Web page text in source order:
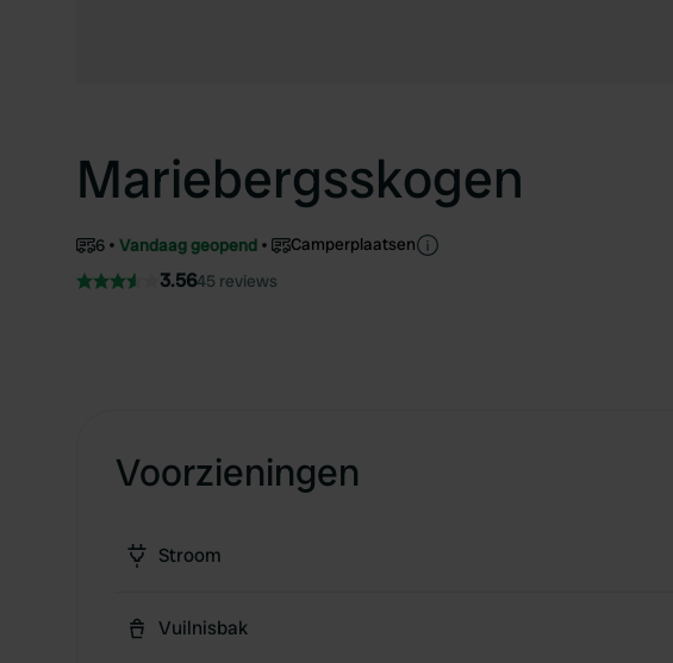
Mariebergsskogen
6 Vandaag geopend Camperplaatsen
3.5645 reviews
Voorzieningen
Stroom
Vuilnisbak